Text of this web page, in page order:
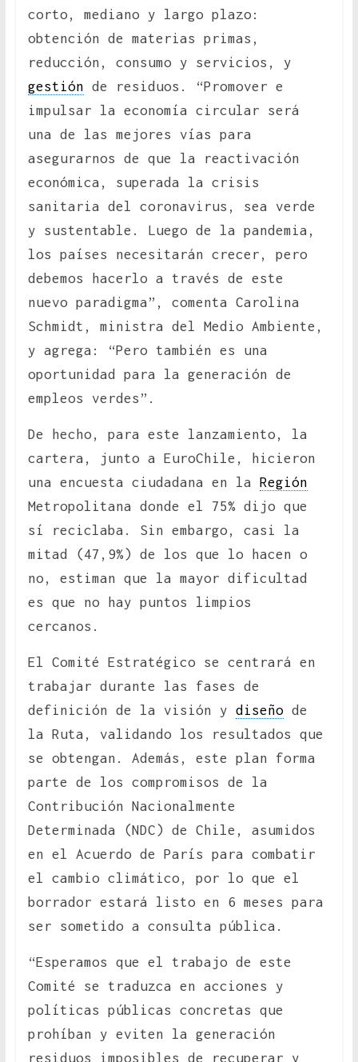
corto, mediano y largo plazo:
obtención de materias primas,
reducción, consumo y servicios, y
gestión de residuos. “Promover e
impulsar la economía circular será
una de las mejores vías para
asegurarnos de que la reactivación
económica, superada la crisis
sanitaria del coronavirus, sea verde
y sustentable. Luego de la pandemia,
los países necesitarán crecer, pero
debemos hacerlo a través de este
nuevo paradigma”, comenta Carolina
Schmidt, ministra del Medio Ambiente,
y agrega: “Pero también es una
oportunidad para la generación de
empleos verdes”.
De hecho, para este lanzamiento, la
cartera, junto a EuroChile, hicieron
una encuesta ciudadana en la Región
Metropolitana donde el 75% dijo que
sí reciclaba. Sin embargo, casi la
mitad (47,9%) de los que lo hacen o
no, estiman que la mayor dificultad
es que no hay puntos limpios
cercanos.
El Comité Estratégico se centrará en
trabajar durante las fases de
definición de la visión y diseñode
la Ruta, validando los resultados que
se obtengan. Además, este plan forma
parte de los compromisos de la
Contribución Nacionalmente
Determinada (NDC) de Chile, asumidos
en el Acuerdo de París para combatir
el cambio climático, por lo que el
borrador estará listo en 6 meses para
ser sometido a consulta pública.
“Esperamos que el trabajo de este
Comité se traduzca en acciones y
políticas públicas concretas que
prohíban y eviten la generación
residuos imposibles de recuperar y